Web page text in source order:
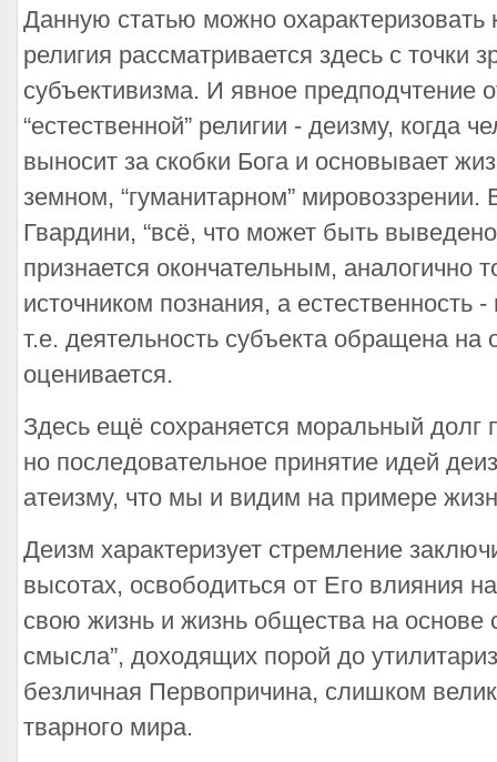
Данную статью можно охарактеризовать
религия рассматривается здесь с точки
субъективизма. И явное предподчтение
“естественной” религии - деизму, когда
выносит за скобки Бога и основывает
земном, “гуманитарном”
Гвардини, “всё, что может быть
признается окончательным, аналогично
источником познания, а естественность
т.е. деятельность субъекта обращена
оценивается.
Здесь ещё сохраняется моральный долг
но последовательное принятие идей
атеизму, что мы и видим на примере
Деизм характеризует стремление
высотах, освободиться от Его влияния
свою жизнь и жизнь общества на основе
смысла”, доходящих порой до
безличная Первопричина, слишком
тварного мира.